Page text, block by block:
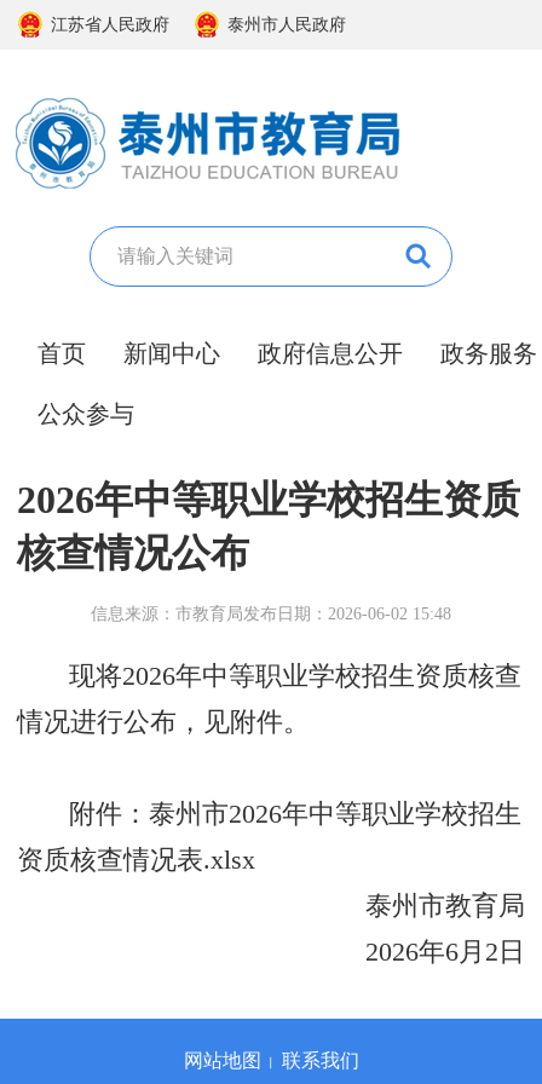
江苏省人民政府 泰州市人民政府
首页 新闻中心 政府信息公开 政务服务
公众参与
2026年中等职业学校招生资质
核查情况公布
信息来源：市教育局发布日期：2026-06-02 15:48
现将2026年中等职业学校招生资质核查
情况进行公布，见附件。
附件：泰州市2026年中等职业学校招生
资质核查情况表.xlsx
泰州市教育局
2026年6月2日
网站地图 联系我们